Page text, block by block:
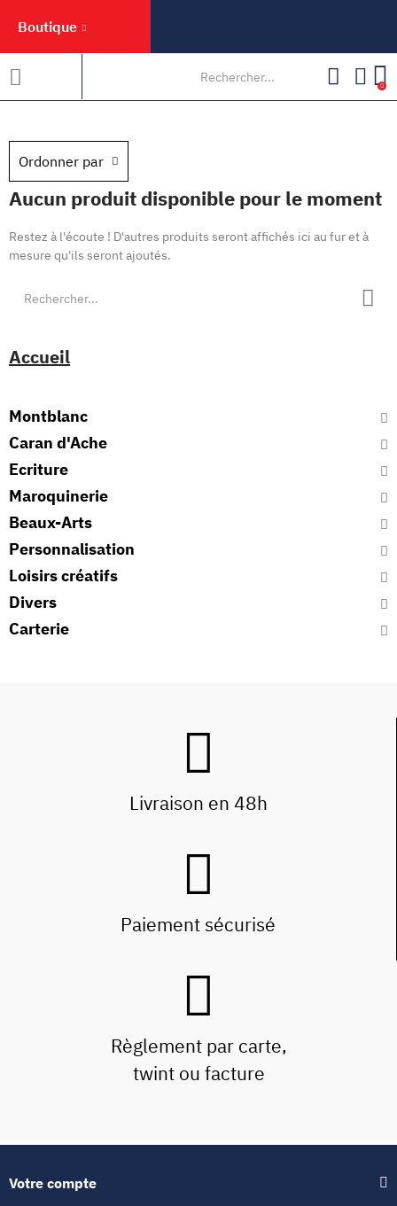
Boutique
0
Ordonner par
Aucun produit disponible pour le moment
Restez à l'écoute ! D'autres produits seront affichés ici au fur et à
mesure qu'ils seront ajoutés.
Accueil
Montblanc
Caran d'Ache
Ecriture
Maroquinerie
Beaux-Arts
Personnalisation
Loisirs créatifs
Divers
Carterie
Livraison en 48h
Paiement sécurisé
Règlement par carte,
twint ou facture
Votre compte